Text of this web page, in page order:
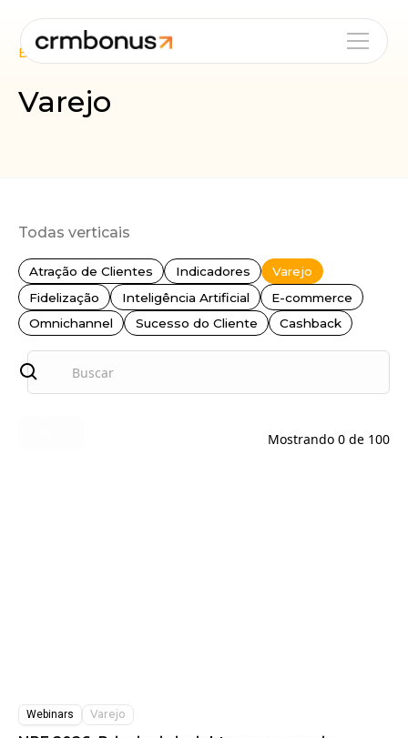
Blog Verticais
Varejo
Todas verticais
Atração de Clientes Indicadores
Varejo
Fidelização
Inteligência Artificial
E-commerce
Omnichannel
Sucesso do Cliente Cashback
Mostrando 0 de 100
Webinars Varejo